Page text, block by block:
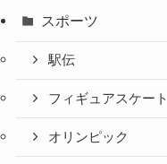
スポーツ
駅伝
フィギュアスケート
オリンピック